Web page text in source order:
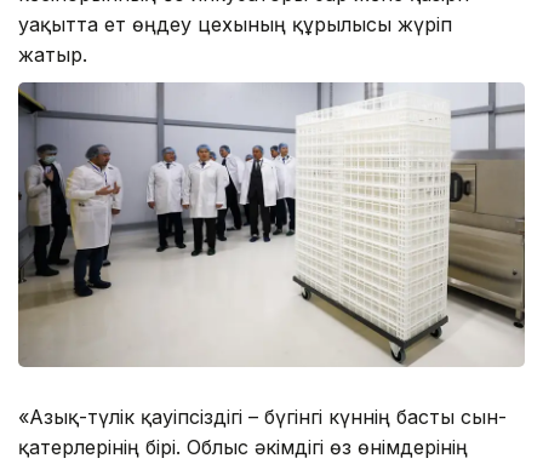
уақытта ет өңдеу цехының құрылысы жүріп
жатыр.
«Азық-түлік қауіпсіздігі – бүгінгі күннің басты сын-
қатерлерінің бірі. Облыс әкімдігі өз өнімдерінің